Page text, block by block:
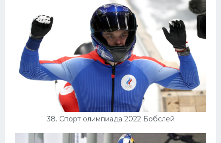
38. Спорт олимпиада 2022 Бобслей